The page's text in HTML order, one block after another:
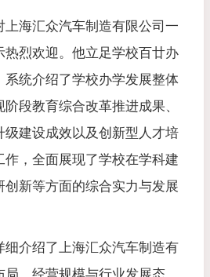
上海汇众汽车制造有限公司一
热烈欢迎。他立足学校百廿办
系统介绍了学校办学发展整体
段教育综合改革推进成果、
级建设成效以及创新型人才培
作，全面展现了学校在学科建
新等方面的综合实力与发展
细介绍了上海汇众汽车制造有